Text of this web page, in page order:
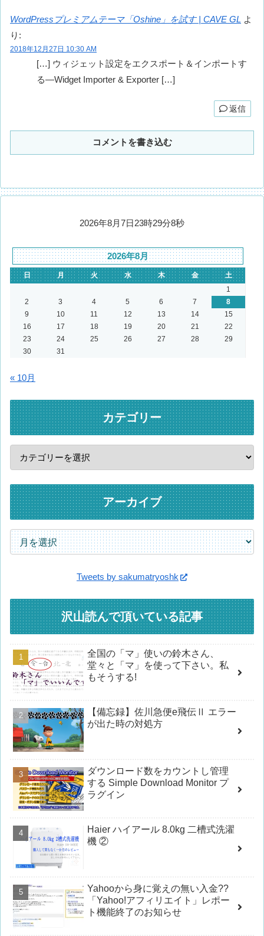
WordPressプレミアムテーマ「Oshine」を試す | CAVE GL よ
り:
2018年12月27日 10:30 AM
[…] ウィジェット設定をエクスポート＆インポートす
る―Widget Importer & Exporter […]
返信
コメントを書き込む
2026年8月7日23時29分9秒
2026年8月
日 月 火 水 木 金
土
1
2
3 4 5 6 7
8
9
10 11 12 13 14
15
16
17 18 19 20 21
22
23
24 25 26 27 28
29
30
31
« 10月
カテゴリー
アーカイブ
Tweets by sakumatryoshk
沢山読んで頂いている記事
全国の「マ」使いの鈴木さん、
堂々と「マ」を使って下さい。私
もそうする!
【備忘録】佐川急便e飛伝Ⅱ エラー
が出た時の対処方
ダウンロード数をカウントし管理
する Simple Download Monitor プ
ラグイン
Haier ハイアール 8.0kg 二槽式洗濯
機 ②
Yahooから身に覚えの無い入金??
「Yahoo!アフィリエイト」レポー
ト機能終了のお知らせ